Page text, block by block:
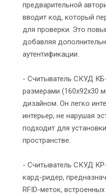
предварительной
вводит код, который
для проверки. Это
добавляя
аутентификации.
- Считыватель СКУД
размерами (160x92x30
дизайном. Он легко
интерьер, не нарушая
подходит для
пространстве.
- Считыватель СКУД
кард-ридер,
RFID-меток,